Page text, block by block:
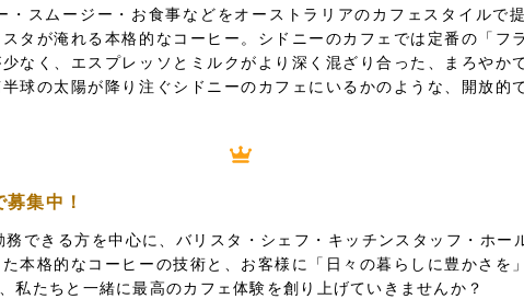
スムージー・お食事などをオーストラリアのカフェスタイルで
タが淹れる本格的なコーヒー。シドニーのカフェでは定番の「フ
なく、エスプレッソとミルクがより深く混ざり合った、まろやか
球の太陽が降り注ぐシドニーのカフェにいるかのような、開放的
集中！
できる方を中心に、バリスタ・シェフ・キッチンスタッフ・ホー
本格的なコーヒーの技術と、お客様に「日々の暮らしに豊かさを
私たちと一緒に最高のカフェ体験を創り上げていきませんか？